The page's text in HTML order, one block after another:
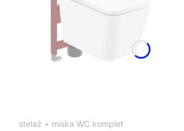
stelaż + miska WC komplet